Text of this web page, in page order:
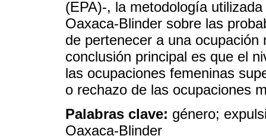
(EPA)-, la metodología
Oaxaca-Blinder sobre las
de pertenecer a una
conclusión principal es que el
las ocupaciones femeninas
o rechazo de las ocupaciones
Palabras clave: género;
Oaxaca-Blinder